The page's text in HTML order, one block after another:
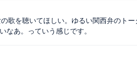
歌を聴いてほしい。ゆるい関西弁のト
なあ。っていう感じです。